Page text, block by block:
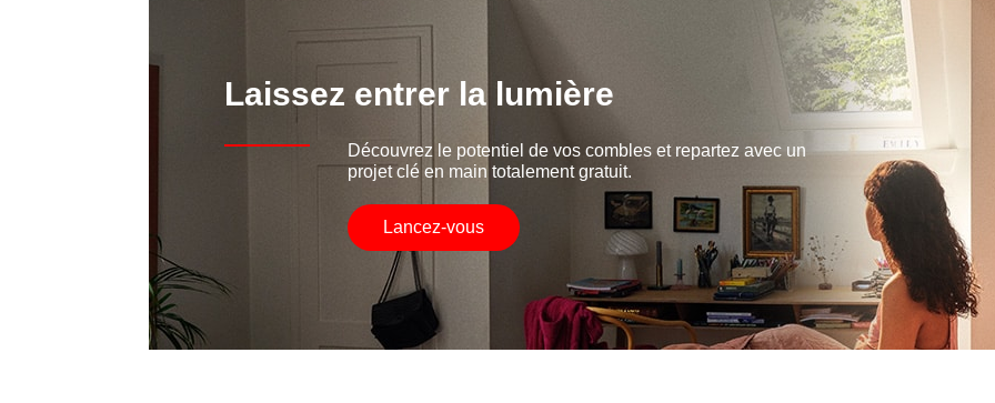
Laissez entrer la lumière
Découvrez le potentiel de vos combles et repartez avec un
projet clé en main totalement gratuit.
Lancez-vous